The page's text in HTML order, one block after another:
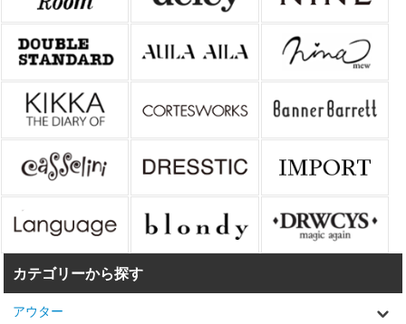
カテゴリーから探す
アウター